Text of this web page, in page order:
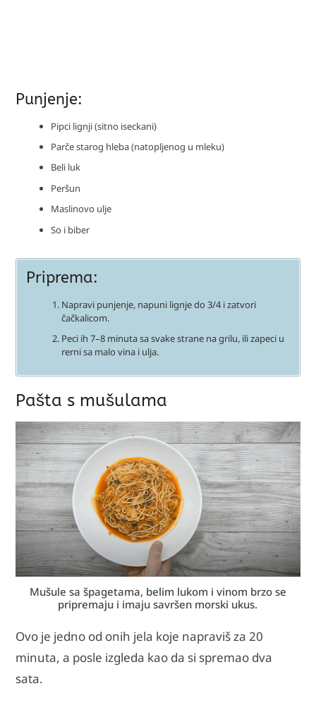
Punjenje:
Pipci lignji (sitno iseckani)
Parče starog hleba (natopljenog u mleku)
Beli luk
Peršun
Maslinovo ulje
So i biber
Priprema:
Napravi punjenje, napuni lignje do 3/4 i zatvori
čačkalicom.
Peci ih 7–8 minuta sa svake strane na grilu, ili zapeci u
rerni sa malo vina i ulja.
Pašta s mušulama
Mušule sa špagetama, belim lukom i vinom brzo se
pripremaju i imaju savršen morski ukus.
Ovo je jedno od onih jela koje napraviš za 20
minuta, a posle izgleda kao da si spremao dva
sata.